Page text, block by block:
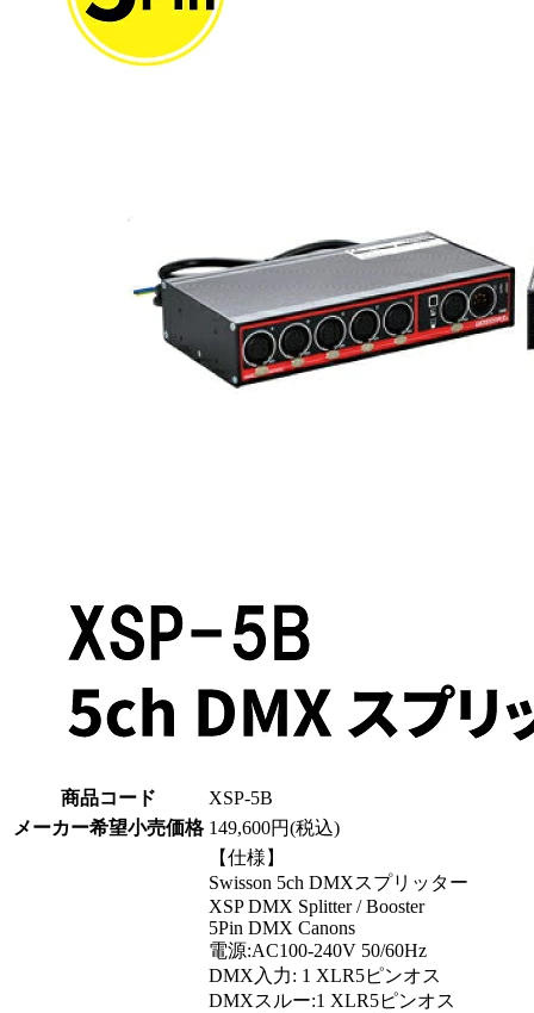
商品コード
XSP-5B
メーカー希望小売価格 149,600円(税込)
【仕様】
Swisson 5ch DMXスプリッター
XSP DMX Splitter / Booster
5Pin DMX Canons
電源:AC100-240V 50/60Hz
DMX入力: 1 XLR5ピンオス
DMXスルー:1 XLR5ピンオス